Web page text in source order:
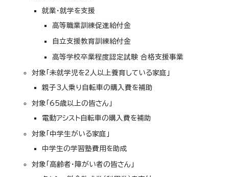
就業・就学を支援
高等職業訓練促進給付金
自立支援教育訓練給付金
高等学校卒業程度認定試験 合格支援事業
対象「未就学児を2人以上養育している家庭」
親子3人乗り自転車の購入費を補助
対象「65歳以上の皆さん」
電動アシスト自転車の購入費を補助
対象「中学生がいる家庭」
中学生の学習塾費用を助成
対象「高齢者・障がい者の皆さん」